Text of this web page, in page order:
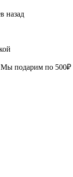
назад
Мы подарим по 500₽